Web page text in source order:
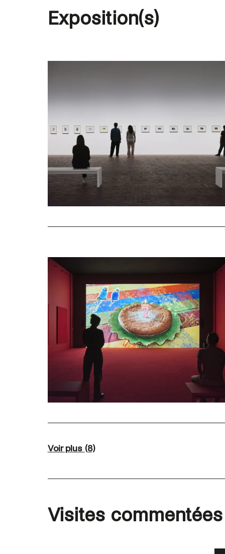
Exposition(s)
Voir plus (8)
Visites commentées